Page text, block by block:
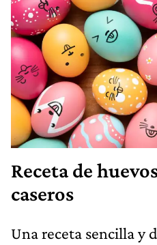
Receta de
caseros
Una receta sencilla y